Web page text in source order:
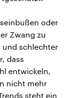
oder
Zwang zu
und schlechter
dass
entwickeln,
nicht mehr
steht ein